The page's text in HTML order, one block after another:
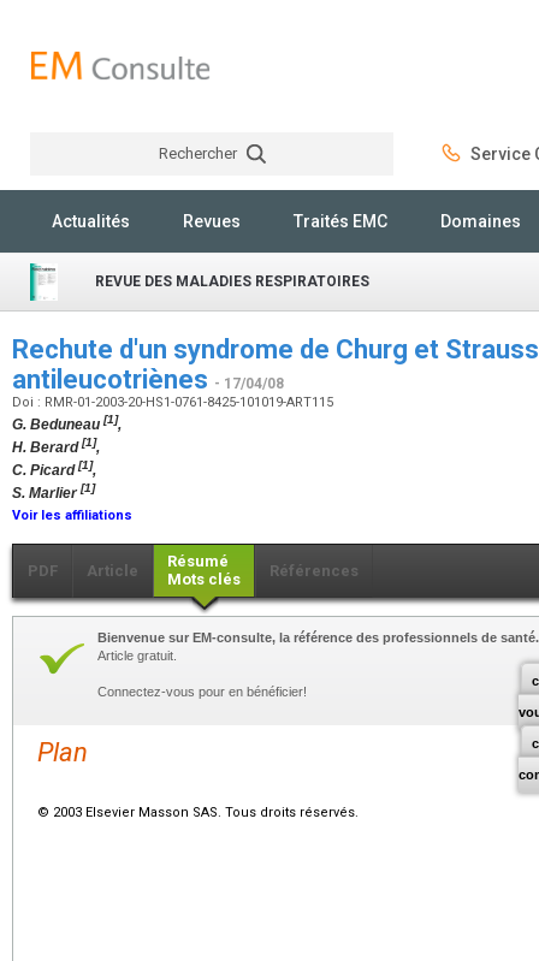
Rechercher Service
Actualités Revues Traités EMC Domaines
REVUE DES MALADIES RESPIRATOIRES
Rechute d'un syndrome de Churg et
antileucotriènes - 17/04/08
Doi : RMR-01-2003-20-HS1-0761-8425-101019-ART115
G. Beduneau [1],
H. Berard[1],
C. Picard[1],
S. Marlier[1]
Voir les affiliations
PDF Article
Résumé
Mots clés
Références
Bienvenue sur EM-consulte, la référence des professionnels de santé.
Article gratuit.
Connectez-vous pour en bénéficier!
Plan
© 2003 Elsevier Masson SAS. Tous droits réservés.